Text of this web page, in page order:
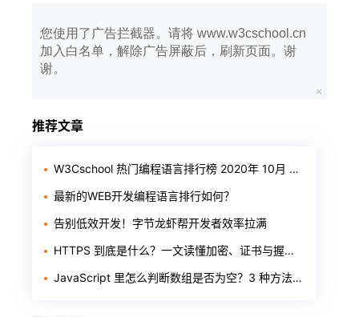
您使用了广告拦截器。请将 www.w3cschool.cn
加入白名单，解除广告屏蔽后，刷新页面。谢
谢。
推荐文章
W3Cschool 热门编程语言排行榜 2020年 10月 TOP10
最新的WEB开发编程语言排行如何？
告别低效开发！字节龙虾帮开发者效率拉满
HTTPS 到底是什么？一文读懂加密、证书与握手过程
JavaScript 里怎么判断数组是否为空？3 种方法一次讲清